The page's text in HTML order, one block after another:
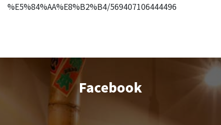
%E5%84%AA%E8%B2%B4/569407106444496
Facebook